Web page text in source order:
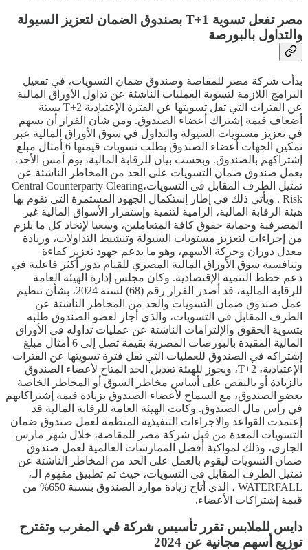
مصر تفعل تسوية T+1 بصندوق الضمان لتعزيز السيولة
والتداول بالبورصة
بدأت شركة مصر للمقاصة وصندوق ضمان التسويات، في تفعيل
البرامج اللازمة لتسوية العمليات الناشئة عن تداول الأوراق المالية
عن الفترات التي تقل تسويتها عن الفترة الإعتيادية T+2 بستة
أضعاف قيمة إشتراك أعضاء الصندوق. ومن شأن القرار أن يسهم
في تعزيز مستويات السيولة والتداول في سوق الأوراق المالية عبر
تمكين الجهات أعضاء الصندوق بطلب تسويات قيمتها 6 أمثال مبلغ
إشتراكهم بالصندوق. وبحسب بيان للرقابة المالية، يوم أمس الأحد،
يعمل صندوق ضمان التسويات على الحد من المخاطر الناشئة عن
تمثيل الطرف المقابل في التسويات،Central Counterparty Clearing
Risk . ويأتي ذلك في إطار إستكمال الجهود المستمرة التي تقوم بها
هيئة الرقابة المالية، الرامية لتنمية وإستقرار الأسواق المالية غير
المصرفية وحماية حقوق كافة المتعاملين، وسعيا لإتخاذ كل ما يلزم
من إجراءات لتعزيز مستويات السيولة وتنشيط التداولات، وزيادة
معدل دوران وحركة الأسهم، وهو ما يدعم جهود تعزيز كفاءة
وتنافسية سوق الأوراق المالية المصري للقيام بدور أكثر فاعلية في
دعم خطط التنمية الإقتصادية. وكان مجلس إدارة الهيئة العامة
للرقابة المالية، قد أصدر القرار رقم (68) لسنة 2024، بشأن تنظيم
عمل صندوق ضمان التسويات والحد من المخاطر الناشئة عن
الطرف المقابل في التسويات، والذي أجاز لعضو الصندوق طلبه
بتسوية الحقوق والإلتزامات الناشئة عن عمليات تداوله في الأوراق
المالية المقيدة بالبورصات المصرية بقيمة تصل إلى 6 أمثال مبلغ
إشتراكه في الصندوق للعمليات التي تقل فترة تسويتها عن الفترات
الإعتيادية، T+2، ويجوز للهيئة تعديل الحد المتاح لأعضاء الصندوق
بالزيادة أو بالنقص على أساس مخاطر السوق أو المخاطر الخاصة
بعضو الصندوق، مع السماح لأعضاء الصندوق بزيادة قيمة إشتراكاتهم
في رأس مال الصندوق. وكانت الهيئة العامة للرقابة المالية قد
إعتمدت القواعد والاجراءات التنفيذية المنظمة لعمل صندوق ضمان
التسويات المعدة من قبل شركة مصر للمقاصة، خلال شهر مارس
الجاري، وذلك لمواكبة أفضل الممارسات العالمية لعمل صندوق
ضمان التسويات ليقوم بالعمل على الحد من المخاطر الناشئة عن
تمثيل الطرف المقابل في التسويات، حيث تم تطبيق مفهوم الـ،
WATERFALL ، الذي أتاح زيادة موارد الصندوق بنسبة 650% من
قيمة إشتراكات الأعضاء.
دايس للملابس تقرر تأسيس شركة في المغرب وتقترح
توزيع أسهم مجانية عن 2024